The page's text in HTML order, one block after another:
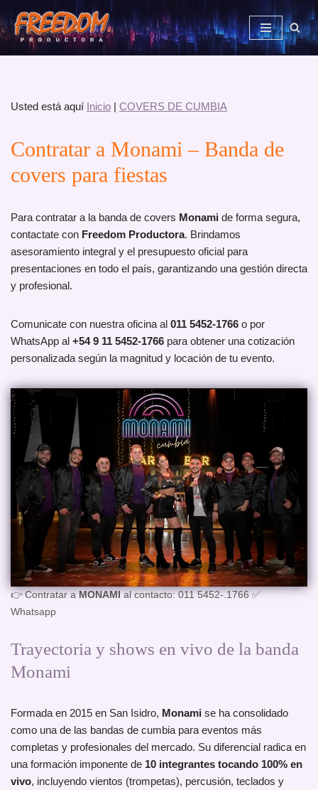
Saltar
al
Usted está aquí Inicio | COVERS DE CUMBIA
Contratar a Monami – Banda de
covers para fiestas
Para contratar a la banda de covers Monami de forma segura,
contactate con Freedom Productora. Brindamos
asesoramiento integral y el presupuesto oficial para
presentaciones en todo el país, garantizando una gestión directa
y profesional.
Comunicate con nuestra oficina al 011 5452-1766 o por
WhatsApp al +54 9 11 5452-1766 para obtener una cotización
personalizada según la magnitud y locación de tu evento.
👉 Contratar aMONAMIal contacto: 011 5452-.1766 ✅
Whatsapp
Trayectoria y shows en vivo de la banda
Monami
Formada en 2015 en San Isidro, Monami se ha consolidado
como una de las bandas de cumbia para eventos más
completas y profesionales del mercado. Su diferencial radica en
una formación imponente de 10 integrantes tocando 100% en
vivo, incluyendo vientos (trompetas), percusión, teclados y